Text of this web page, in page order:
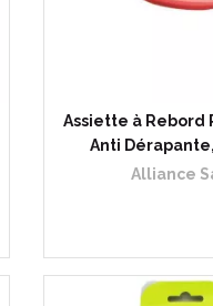
Assiette à Rebord
Anti
Alliance